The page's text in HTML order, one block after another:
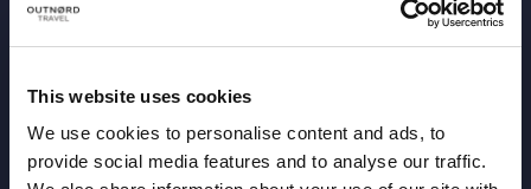
This website uses cookies
We use cookies to personalise content and ads, to
provide social media features and to analyse our traffic.
Pyrénées et d’Andorre, où ils passent une grande
partie de leur temps, sans oublier d’autres endroits
plus reculés qu’ils connaissent bien (comme le
passionnent, raison pour laquelle ils les
choisissent comme destinations pour certaines des